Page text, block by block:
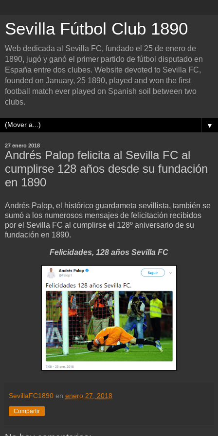
Sevilla Fútbol Club 1890
Web dedicada al Sevilla FC, fundado el 25 de enero de
1890, jugó y ganó el primer partido de fútbol disputado en
España entre dos clubes. Website devoted to Sevilla FC,
founded on January, 25 1890, played and won the first
football match ever played on Spanish soil between two
clubs.
▼
27 enero 2018
Andrés Palop felicita al Sevilla FC al
cumplirse 128 años desde su fundación
en 1890
Andrés Palop, el histórico guardameta sevillista, también se
sumó a los numerosos mensajes de felicitación recibidos
por el Sevilla FC al cumplirse el 128º aniversario de su
fundación en 1890.
Felicidades, 128 años Sevilla FC
SevillaFC1890 en enero 27, 2018
Compartir